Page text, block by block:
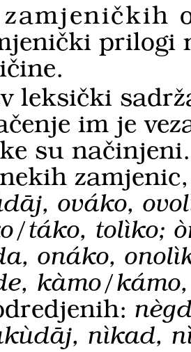
zamjeničkih
prilogi
leksički
im je
su
ováko,
táko, tolìko;
onáko,
kàmo/
nìkad,